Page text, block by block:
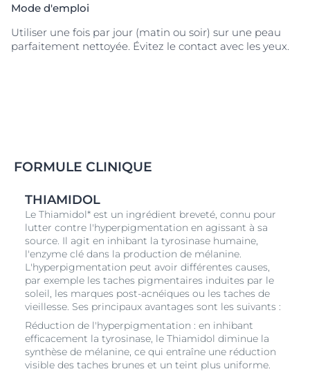
peau apparaît plus uniforme
* Test instrumental 27 sujets.
Mode d'emploi
Utiliser une fois par jour (matin ou soir) sur une peau
parfaitement nettoyée. Évitez le contact avec les yeux.
FORMULE CLINIQUE
THIAMIDOL
Le Thiamidol* est un ingrédient breveté, connu pour
lutter contre l'hyperpigmentation en agissant à sa
source. Il agit en inhibant la tyrosinase humaine,
l'enzyme clé dans la production de mélanine.
L'hyperpigmentation peut avoir différentes causes,
par exemple les taches pigmentaires induites par le
soleil, les marques post-acnéiques ou les taches de
vieillesse. Ses principaux avantages sont les suivants :
Réduction de l'hyperpigmentation : en inhibant
efficacement la tyrosinase, le Thiamidol diminue la
synthèse de mélanine, ce qui entraîne une réduction
visible des taches brunes et un teint plus uniforme.